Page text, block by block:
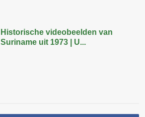
Historische videobeelden van
Suriname uit 1973 | U...